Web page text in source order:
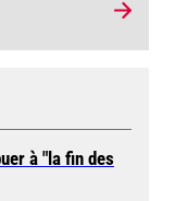
à "la fin des